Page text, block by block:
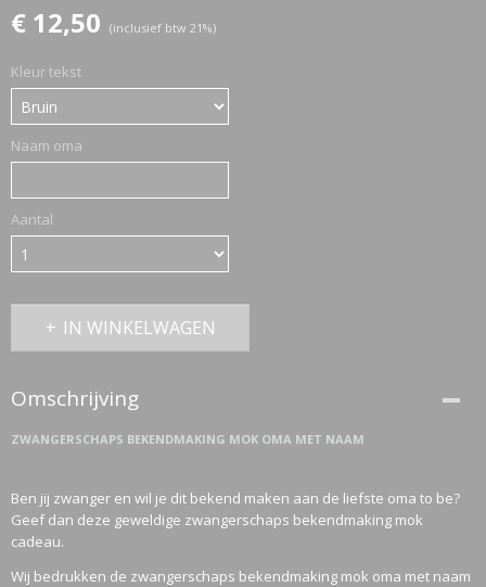
€ 12,50 (inclusief btw 21%)
Kleur tekst
Naam oma
Aantal
IN WINKELWAGEN
Omschrijving
ZWANGERSCHAPS BEKENDMAKING MOK OMA MET NAAM
Ben jij zwanger en wil je dit bekend maken aan de liefste oma to be?
Geef dan deze geweldige zwangerschaps bekendmaking mok
cadeau.
Wij bedrukken de zwangerschaps bekendmaking mok oma met naam